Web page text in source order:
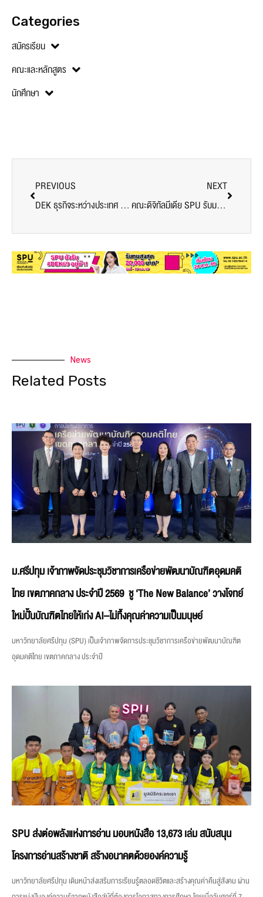
Categories
สมัครเรียน
คณะและหลักสูตร
นักศึกษา
PREVIOUS
DEK ธุรกิจระหว่างประเทศ SPU เรียนกับตัวจริง ประสบการณ์จริง “เจาะลึกตลาดอินเดีย โอกาสและความท้าทายของไทย”
NEXT
คณะดิจิทัลมีเดีย SPU รับมอบโล่ประกาศเกียรติคุณเครือข่ายพัฒนาฝีมือแรงงาน’64
News
Related Posts
ม.ศรีปทุม เจ้าภาพจัดประชุมวิชาการเครือข่ายพัฒนาบัณฑิตอุดมคติ
ไทย เขตภาคกลาง ประจำปี 2569 ชู ‘The New Balance’ วางโจทย์
ใหม่ปั้นบัณฑิตไทยให้เก่ง AI–ไม่ทิ้งคุณค่าความเป็นมนุษย์
มหาวิทยาลัยศรีปทุม (SPU) เป็นเจ้าภาพจัดการประชุมวิชาการเครือข่ายพัฒนาบัณฑิต
อุดมคติไทย เขตภาคกลาง ประจำปี
SPU ส่งต่อพลังแห่งการอ่าน มอบหนังสือ 13,673 เล่ม สนับสนุน
โครงการอ่านสร้างชาติ สร้างอนาคตด้วยองค์ความรู้
มหาวิทยาลัยศรีปทุม เดินหน้าส่งเสริมการเรียนรู้ตลอดชีวิตและสร้างคุณค่าคืนสู่สังคม ผ่าน